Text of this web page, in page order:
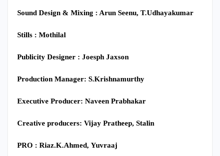
Sound Design & Mixing : Arun Seenu, T.Udhayakumar
Stills : Mothilal
Publicity Designer : Joesph Jaxson
Production Manager: S.Krishnamurthy
Executive Producer: Naveen Prabhakar
Creative producers: Vijay Pratheep, Stalin
PRO : Riaz.K.Ahmed, Yuvraaj